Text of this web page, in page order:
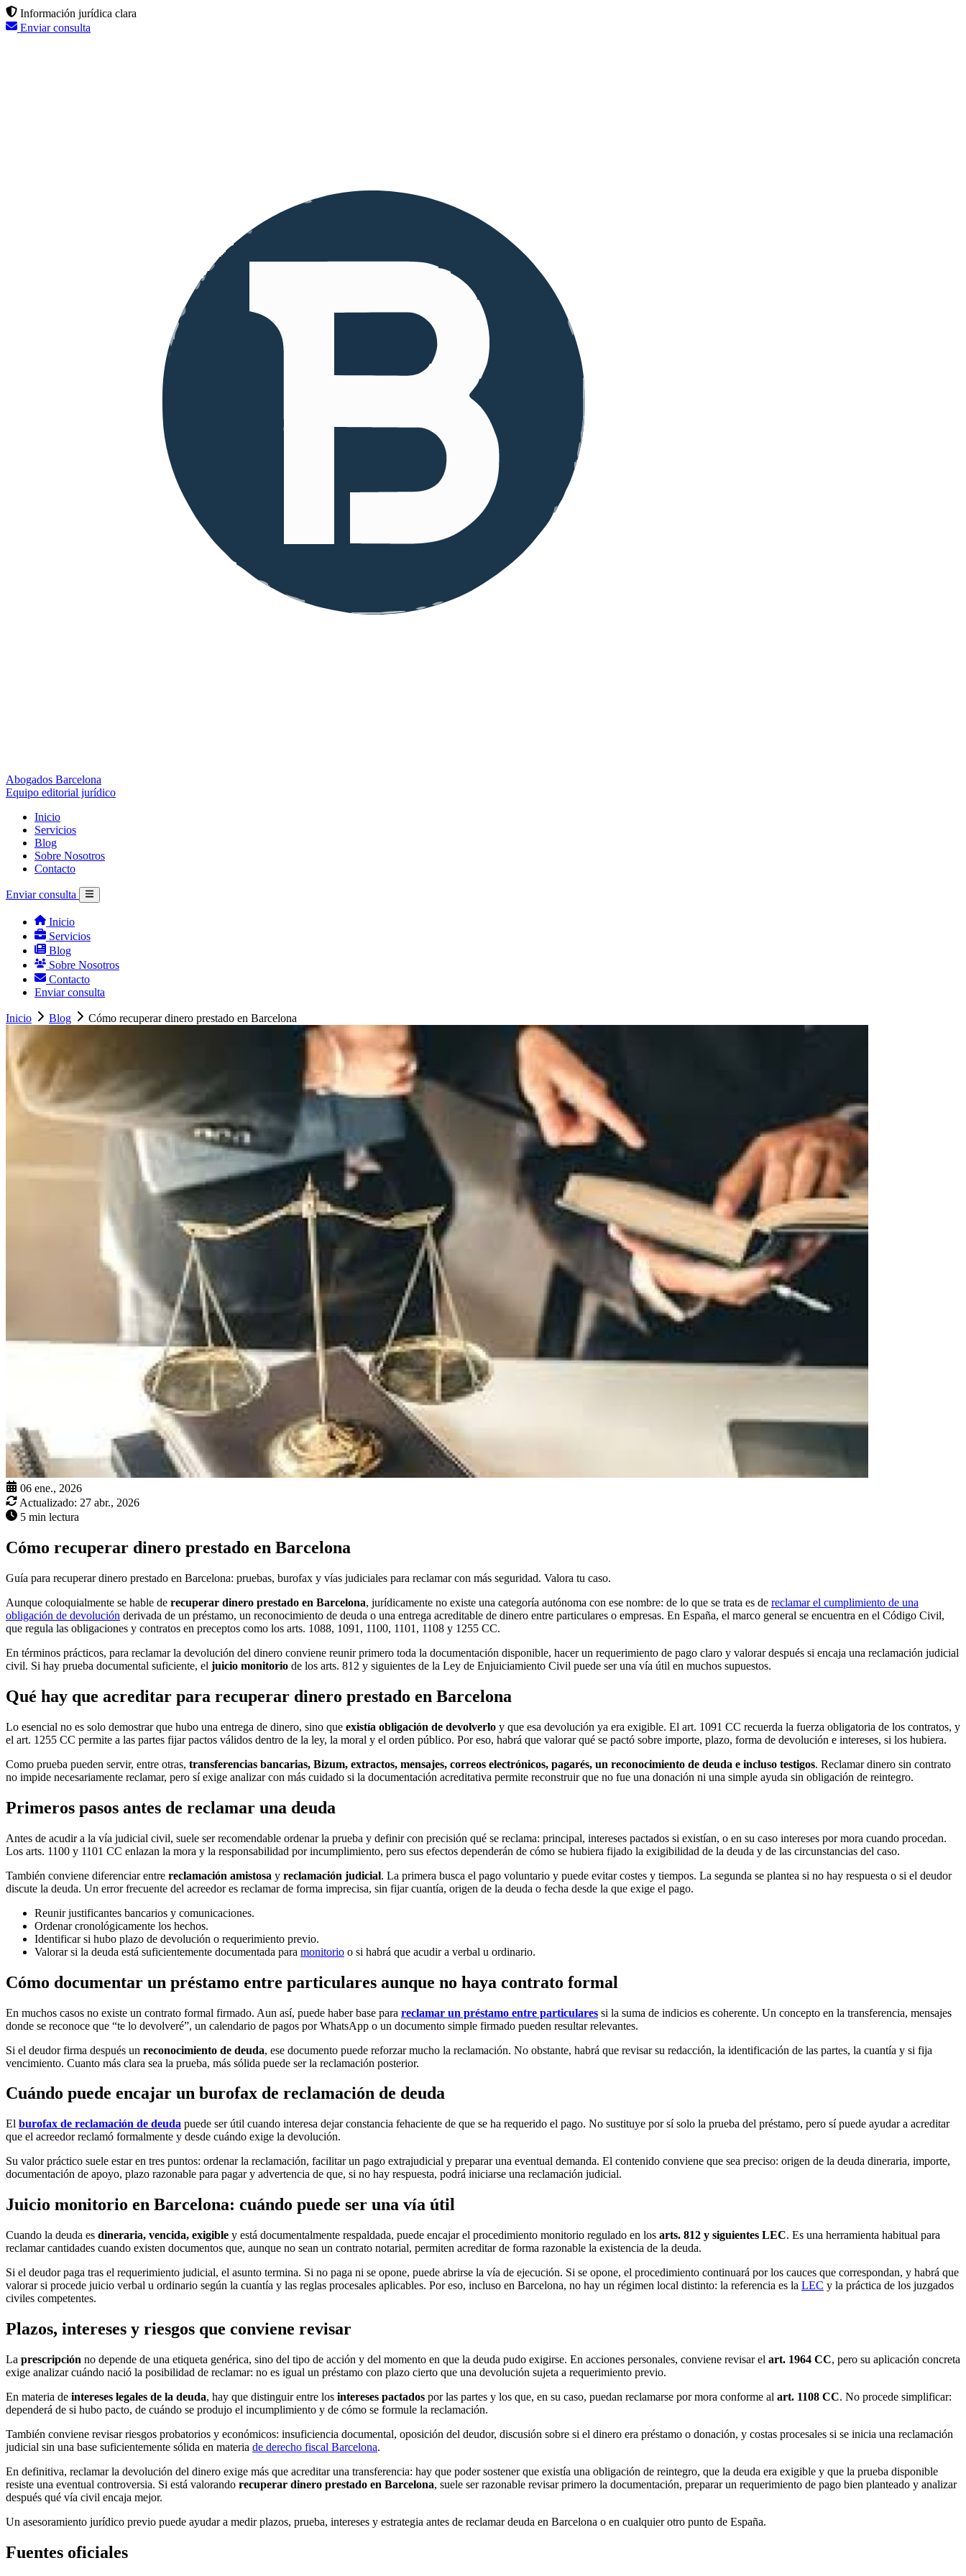
Información jurídica clara
Enviar consulta
Abogados Barcelona
Equipo editorial jurídico
Inicio
Servicios
Blog
Sobre Nosotros
Contacto
Enviar consulta
Inicio
Servicios
Blog
Sobre Nosotros
Contacto
Enviar consulta
Inicio Blog Cómo recuperar dinero prestado en Barcelona
06 ene., 2026
Actualizado: 27 abr., 2026
5 min lectura
Cómo recuperar dinero prestado en Barcelona
Guía para recuperar dinero prestado en Barcelona: pruebas, burofax y vías judiciales para reclamar con más seguridad. Valora tu caso.
Aunque coloquialmente se hable de recuperar dinero prestado en Barcelona, jurídicamente no existe una categoría autónoma con ese nombre: de lo que se trata es de reclamar el cumplimiento de una
obligación de devolución derivada de un préstamo, un reconocimiento de deuda o una entrega acreditable de dinero entre particulares o empresas. En España, el marco general se encuentra en el Código Civil,
que regula las obligaciones y contratos en preceptos como los arts. 1088, 1091, 1100, 1101, 1108 y 1255 CC.
En términos prácticos, para reclamar la devolución del dinero conviene reunir primero toda la documentación disponible, hacer un requerimiento de pago claro y valorar después si encaja una reclamación judicial
civil. Si hay prueba documental suficiente, el juicio monitorio de los arts. 812 y siguientes de la Ley de Enjuiciamiento Civil puede ser una vía útil en muchos supuestos.
Qué hay que acreditar para recuperar dinero prestado en Barcelona
Lo esencial no es solo demostrar que hubo una entrega de dinero, sino que existía obligación de devolverlo y que esa devolución ya era exigible. El art. 1091 CC recuerda la fuerza obligatoria de los contratos, y
el art. 1255 CC permite a las partes fijar pactos válidos dentro de la ley, la moral y el orden público. Por eso, habrá que valorar qué se pactó sobre importe, plazo, forma de devolución e intereses, si los hubiera.
Como prueba pueden servir, entre otras, transferencias bancarias, Bizum, extractos, mensajes, correos electrónicos, pagarés, un reconocimiento de deuda e incluso testigos. Reclamar dinero sin contrato
no impide necesariamente reclamar, pero sí exige analizar con más cuidado si la documentación acreditativa permite reconstruir que no fue una donación ni una simple ayuda sin obligación de reintegro.
Primeros pasos antes de reclamar una deuda
Antes de acudir a la vía judicial civil, suele ser recomendable ordenar la prueba y definir con precisión qué se reclama: principal, intereses pactados si existían, o en su caso intereses por mora cuando procedan.
Los arts. 1100 y 1101 CC enlazan la mora y la responsabilidad por incumplimiento, pero sus efectos dependerán de cómo se hubiera fijado la exigibilidad de la deuda y de las circunstancias del caso.
También conviene diferenciar entre reclamación amistosa y reclamación judicial. La primera busca el pago voluntario y puede evitar costes y tiempos. La segunda se plantea si no hay respuesta o si el deudor
discute la deuda. Un error frecuente del acreedor es reclamar de forma imprecisa, sin fijar cuantía, origen de la deuda o fecha desde la que exige el pago.
Reunir justificantes bancarios y comunicaciones.
Ordenar cronológicamente los hechos.
Identificar si hubo plazo de devolución o requerimiento previo.
Valorar si la deuda está suficientemente documentada para monitorio o si habrá que acudir a verbal u ordinario.
Cómo documentar un préstamo entre particulares aunque no haya contrato formal
En muchos casos no existe un contrato formal firmado. Aun así, puede haber base para reclamar un préstamo entre particulares si la suma de indicios es coherente. Un concepto en la transferencia, mensajes
donde se reconoce que “te lo devolveré”, un calendario de pagos por WhatsApp o un documento simple firmado pueden resultar relevantes.
Si el deudor firma después un reconocimiento de deuda, ese documento puede reforzar mucho la reclamación. No obstante, habrá que revisar su redacción, la identificación de las partes, la cuantía y si fija
vencimiento. Cuanto más clara sea la prueba, más sólida puede ser la reclamación posterior.
Cuándo puede encajar un burofax de reclamación de deuda
El burofax de reclamación de deuda puede ser útil cuando interesa dejar constancia fehaciente de que se ha requerido el pago. No sustituye por sí solo la prueba del préstamo, pero sí puede ayudar a acreditar
que el acreedor reclamó formalmente y desde cuándo exige la devolución.
Su valor práctico suele estar en tres puntos: ordenar la reclamación, facilitar un pago extrajudicial y preparar una eventual demanda. El contenido conviene que sea preciso: origen de la deuda dineraria, importe,
documentación de apoyo, plazo razonable para pagar y advertencia de que, si no hay respuesta, podrá iniciarse una reclamación judicial.
Juicio monitorio en Barcelona: cuándo puede ser una vía útil
Cuando la deuda es dineraria, vencida, exigible y está documentalmente respaldada, puede encajar el procedimiento monitorio regulado en los arts. 812 y siguientes LEC. Es una herramienta habitual para
reclamar cantidades cuando existen documentos que, aunque no sean un contrato notarial, permiten acreditar de forma razonable la existencia de la deuda.
Si el deudor paga tras el requerimiento judicial, el asunto termina. Si no paga ni se opone, puede abrirse la vía de ejecución. Si se opone, el procedimiento continuará por los cauces que correspondan, y habrá que
valorar si procede juicio verbal u ordinario según la cuantía y las reglas procesales aplicables. Por eso, incluso en Barcelona, no hay un régimen local distinto: la referencia es la LEC y la práctica de los juzgados
civiles competentes.
Plazos, intereses y riesgos que conviene revisar
La prescripción no depende de una etiqueta genérica, sino del tipo de acción y del momento en que la deuda pudo exigirse. En acciones personales, conviene revisar el art. 1964 CC, pero su aplicación concreta
exige analizar cuándo nació la posibilidad de reclamar: no es igual un préstamo con plazo cierto que una devolución sujeta a requerimiento previo.
En materia de intereses legales de la deuda, hay que distinguir entre los intereses pactados por las partes y los que, en su caso, puedan reclamarse por mora conforme al art. 1108 CC. No procede simplificar:
dependerá de si hubo pacto, de cuándo se produjo el incumplimiento y de cómo se formule la reclamación.
También conviene revisar riesgos probatorios y económicos: insuficiencia documental, oposición del deudor, discusión sobre si el dinero era préstamo o donación, y costas procesales si se inicia una reclamación
judicial sin una base suficientemente sólida en materia de derecho fiscal Barcelona.
En definitiva, reclamar la devolución del dinero exige más que acreditar una transferencia: hay que poder sostener que existía una obligación de reintegro, que la deuda era exigible y que la prueba disponible
resiste una eventual controversia. Si está valorando recuperar dinero prestado en Barcelona, suele ser razonable revisar primero la documentación, preparar un requerimiento de pago bien planteado y analizar
después qué vía civil encaja mejor.
Un asesoramiento jurídico previo puede ayudar a medir plazos, prueba, intereses y estrategia antes de reclamar deuda en Barcelona o en cualquier otro punto de España.
Fuentes oficiales